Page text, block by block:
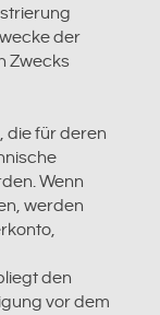
der
Zwecks
die für deren
Wenn
werden
den
vor dem